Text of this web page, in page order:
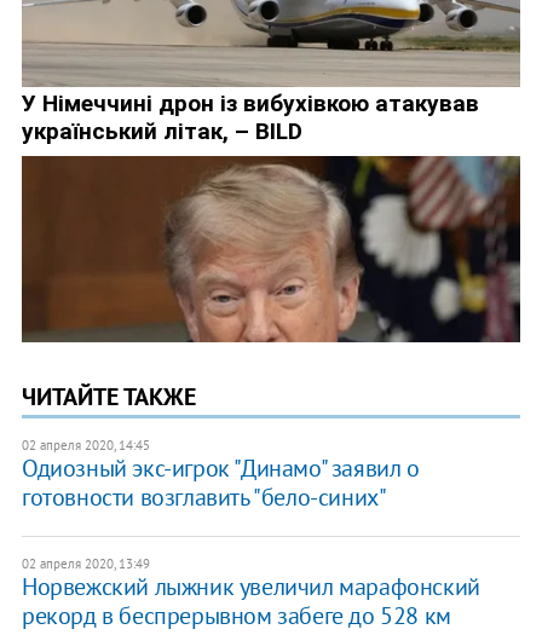
ЧИТАЙТЕ ТАКЖЕ
02 апреля 2020, 14:45
Одиозный экс-игрок "Динамо" заявил о
готовности возглавить "бело-синих"
02 апреля 2020, 13:49
Норвежский лыжник увеличил марафонский
рекорд в беспрерывном забеге до 528 км